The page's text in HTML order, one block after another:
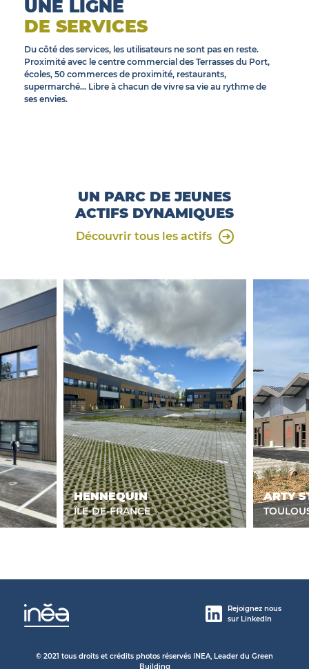
UNE LIGNE
DE SERVICES
Du côté des services, les utilisateurs ne sont pas en reste.
Proximité avec le centre commercial des Terrasses du Port,
écoles, 50 commerces de proximité, restaurants,
supermarché… Libre à chacun de vivre sa vie au rythme de
ses envies.
UN PARC DE JEUNES
ACTIFS DYNAMIQUES
Découvrir tous les actifs
HENNEQUIN
ÎLE-DE-FRANCE
ARTY
Rejoignez nous
sur LinkedIn
© 2021 tous droits et crédits photos réservés INEA, Leader du Green
Building